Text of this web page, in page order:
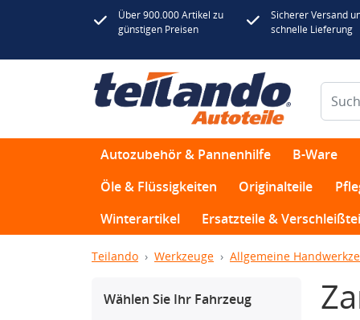
Über 900.000 Artikel zu
günstigen Preisen
Sicherer Versand
schnelle Lieferung
Autozubehör & Pannenhilfe B-Ware
Öle & Flüssigkeiten
Originalteile
Winterartikel
Ersatzteile &
Teilando Werkzeuge Allgemeine
Wählen Sie Ihr Fahrzeug